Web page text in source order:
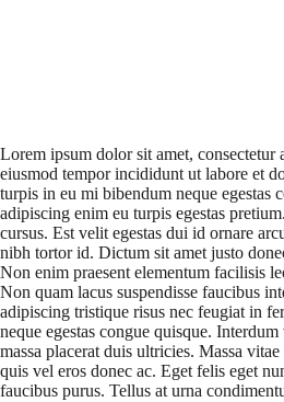
Lorem ipsum dolor sit amet, consectetur
eiusmod tempor incididunt ut labore et
turpis in eu mi bibendum neque egestas
adipiscing enim eu turpis egestas
cursus. Est velit egestas dui id ornare
nibh tortor id. Dictum sit amet justo
Non enim praesent elementum facilisis
Non quam lacus suspendisse faucibus
adipiscing tristique risus nec feugiat in
neque egestas congue quisque.
massa placerat duis ultricies. Massa
quis vel eros donec ac. Eget felis eget
faucibus purus. Tellus at urna